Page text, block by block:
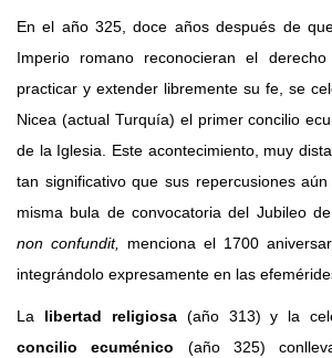
43 Semana (2014)
41 Semana (2012)
40 Semana (2011)
39 Semana (2010)
En el año 325, doce años después de
Imperio romano reconocieran el
practicar y extender libremente su fe, se
Nicea (actual Turquía) el primer concilio
de la Iglesia. Este acontecimiento, muy
tan significativo que sus repercusiones
misma bula de convocatoria del Jubileo
non confundit, menciona el 1700
integrándolo expresamente en las
La libertad religiosa(año 313) y la
concilio ecuménico (año 325)